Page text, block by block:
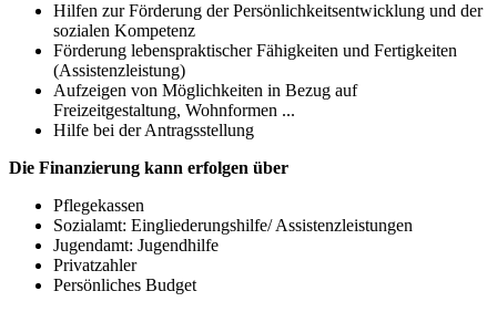
Hilfen zur Förderung der Persönlichkeitsentwicklung und der
sozialen Kompetenz
Förderung lebenspraktischer Fähigkeiten und Fertigkeiten
(Assistenzleistung)
Aufzeigen von Möglichkeiten in Bezug auf
Freizeitgestaltung, Wohnformen ...
Hilfe bei der Antragsstellung
Die Finanzierung kann erfolgen über
Pflegekassen
Sozialamt: Eingliederungshilfe/ Assistenzleistungen
Jugendamt: Jugendhilfe
Privatzahler
Persönliches Budget